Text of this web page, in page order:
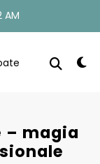
AM
– magia